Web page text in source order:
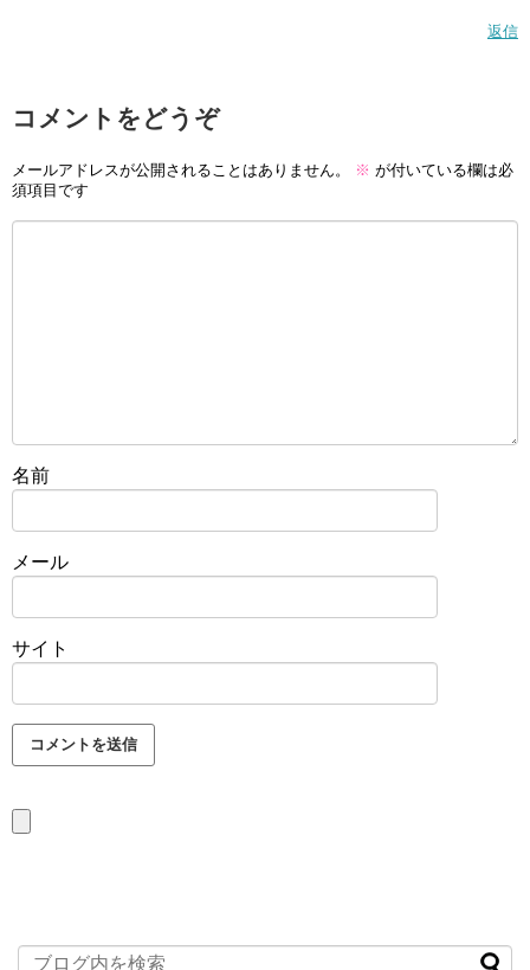
返信
コメントをどうぞ
メールアドレスが公開されることはありません。 ※ が付いている欄は必
須項目です
名前
メール
サイト